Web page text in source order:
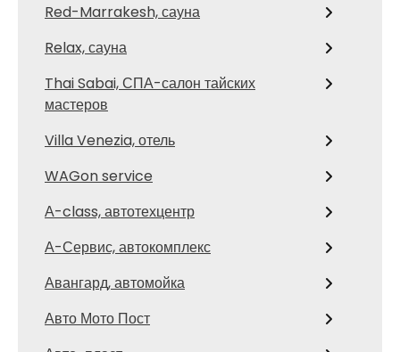
Red-Marrakesh, сауна
Relax, сауна
Thai Sabai, СПА-салон тайских
мастеров
Villa Venezia, отель
WAGon service
А-class, автотехцентр
А-Сервис, автокомплекс
Авангард, автомойка
Авто Мото Пост